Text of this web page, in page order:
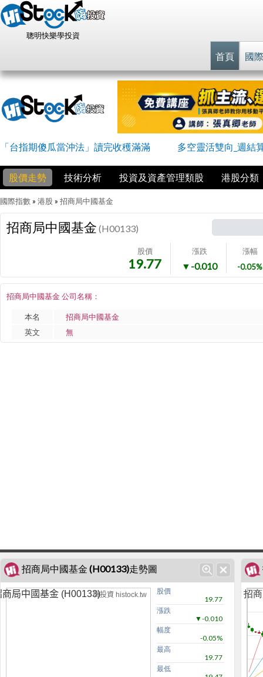
聰明快樂學投資
首頁 國
「台指期傻瓜當沖法」讀完收穫滿滿 多空靈活雙向_週結
股價走勢 技術分析 投資及資產管理類股 港股分類
國際指數 » 港股 » 招商局中國基金
招商局中國基金 (H00133)
股價
19.77
漲跌
▼-0.010
漲幅
-0.05%
招商局中國基金 公司名稱：
本名
招商局中國基金
英文
無
招商局中國基金 (H00133)走勢圖
商局中國基金 (H00133)嗨投資 histock.tw
股價
19.77
漲跌
▼-0.010
幅度
-0.05%
最高
19.77
最低
招